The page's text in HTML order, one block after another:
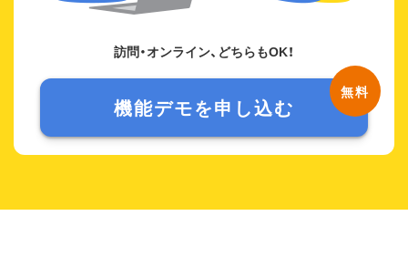
訪問・オンライン、どちらもOK！
機能デモを申し込む